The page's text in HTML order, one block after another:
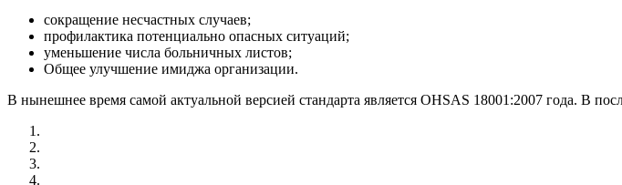
сокращение несчастных случаев;
профилактика потенциально опасных ситуаций;
уменьшение числа больничных листов;
Общее улучшение имиджа организации.
В нынешнее время самой актуальной версией стандарта является OHSAS 18001:2007 года. В